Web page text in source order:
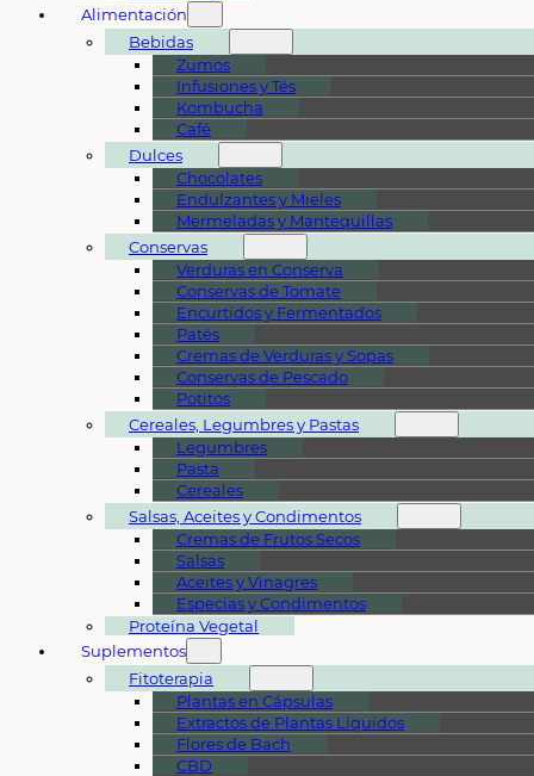
Alimentación
Bebidas
Zumos
Infusiones y Tés
Kombucha
Café
Dulces
Chocolates
Endulzantes y Mieles
Mermeladas y Mantequillas
Conservas
Verduras en Conserva
Conservas de Tomate
Encurtidos y Fermentados
Patés
Cremas de Verduras y Sopas
Conservas de Pescado
Potitos
Cereales, Legumbres y Pastas
Legumbres
Pasta
Cereales
Salsas, Aceites y Condimentos
Cremas de Frutos Secos
Salsas
Aceites y Vinagres
Especias y Condimentos
Proteína Vegetal
Suplementos
Fitoterapia
Plantas en Cápsulas
Extractos de Plantas Líquidos
Flores de Bach
CBD